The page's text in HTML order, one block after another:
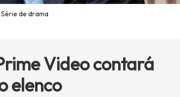
de drama
Video contará
elenco